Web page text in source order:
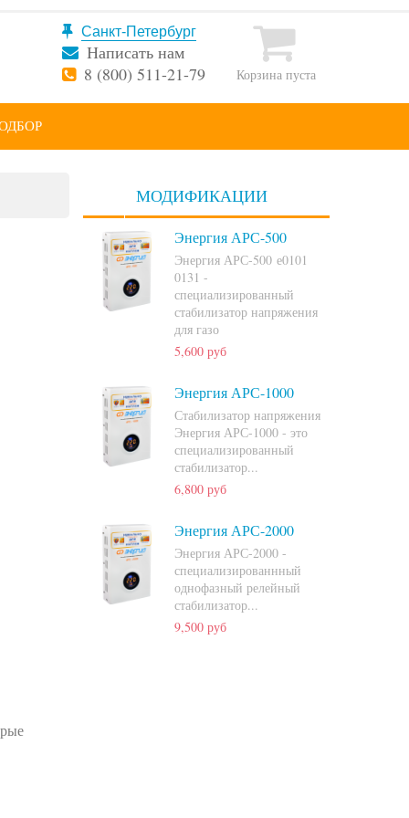
Написать нам
8 (800) 511-21-79
Корзина пуста
МОДИФИКАЦИИ
Энергия АРС-500
Энергия АРС-500 е0101
0131 -
специализированный
стабилизатор напряжения
для газо
5,600 руб
Энергия АРС-1000
Стабилизатор напряжения
Энергия АРС-1000 - это
специализированный
стабилизатор...
6,800 руб
Энергия АРС-2000
Энергия АРС-2000 -
специализированнный
однофазный релейный
стабилизатор...
9,500 руб